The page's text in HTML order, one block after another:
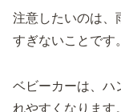
注意したいのは、
すぎないことです。
ベビーカーは、ハ
れやすくなります